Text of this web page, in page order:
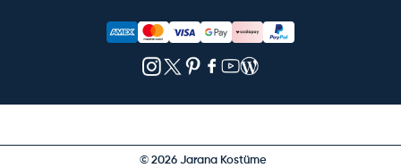
© 2026 Jarana Kostüme